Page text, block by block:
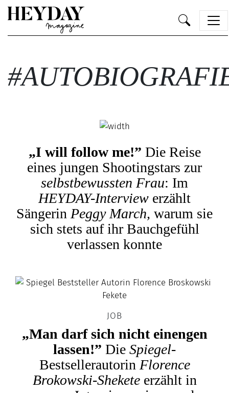
„I will follow me!” Die Reise
eines jungen Shootingstars zur
selbstbewussten Frau: Im
HEYDAY-Interview erzählt
Sängerin Peggy March, warum sie
sich stets auf ihr Bauchgefühl
verlassen konnte
JOB
„Man darf sich nicht einengen
lassen!” Die Spiegel-
Bestsellerautorin Florence
Brokowski-Sheketeerzählt in